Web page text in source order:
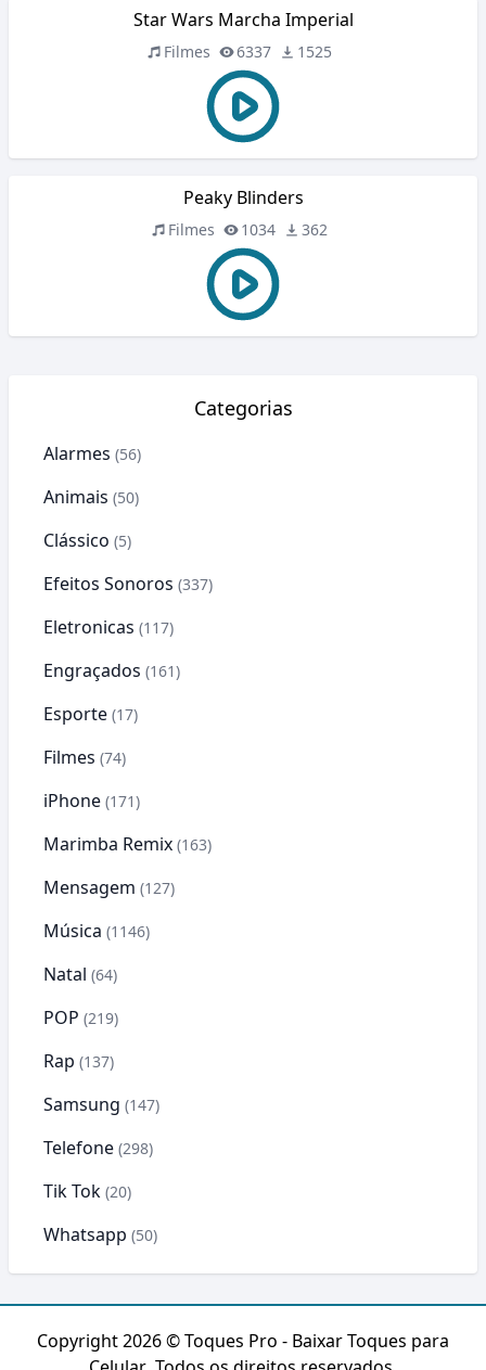
Star Wars Marcha Imperial
Filmes 6337 1525
Peaky Blinders
Filmes 1034 362
Categorias
Alarmes (56)
Animais (50)
Clássico (5)
Efeitos Sonoros (337)
Eletronicas (117)
Engraçados (161)
Esporte (17)
Filmes (74)
iPhone (171)
Marimba Remix (163)
Mensagem (127)
Música (1146)
Natal (64)
POP (219)
Rap (137)
Samsung (147)
Telefone (298)
Tik Tok (20)
Whatsapp (50)
Copyright 2026 ©Toques Pro - Baixar Toques para